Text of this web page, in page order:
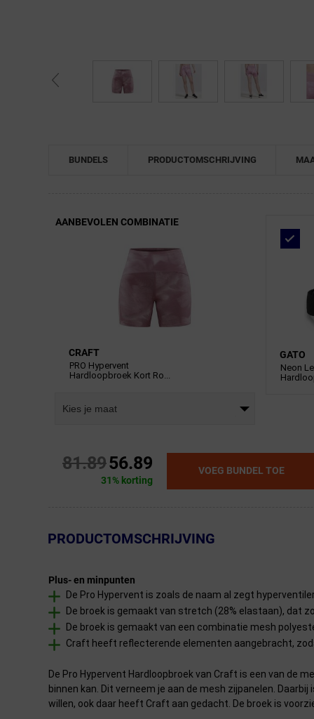
BUNDELS PRODUCTOMSCHRIJVING
← Terug naar productnavigatie
AANBEVOLEN COMBINATIE
CRAFT
PRO Hypervent
Hardloopbroek Kort Ro...
Kies je maat
GATO
Neon
81.8956.89
31% korting
VOEG BUNDEL TOE
← Terug naar productnavigatie
PRODUCTOMSCHRIJVING
Plus- en minpunten
De Pro Hypervent is zoals de naam al zegt
De broek is gemaakt van stretch (28% elastaan), dat
De broek is gemaakt van een combinatie mesh
Craft heeft reflecterende elementen aangebracht,
De Pro Hypervent Hardloopbroek van Craft is een van de
binnen kan. Dit verneem je aan de mesh zijpanelen.
willen, ook daar heeft Craft aan gedacht. De broek is